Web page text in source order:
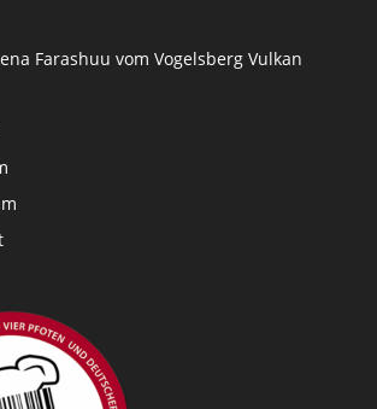
Farashuu vom Vogelsberg Vulkan